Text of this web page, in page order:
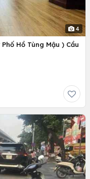
4
Hồ Tùng Mậu ) Cầu